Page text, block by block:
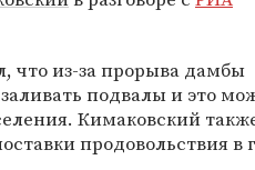
что из-за прорыва дамбы
подвалы и это
Кимаковский
продовольствия в